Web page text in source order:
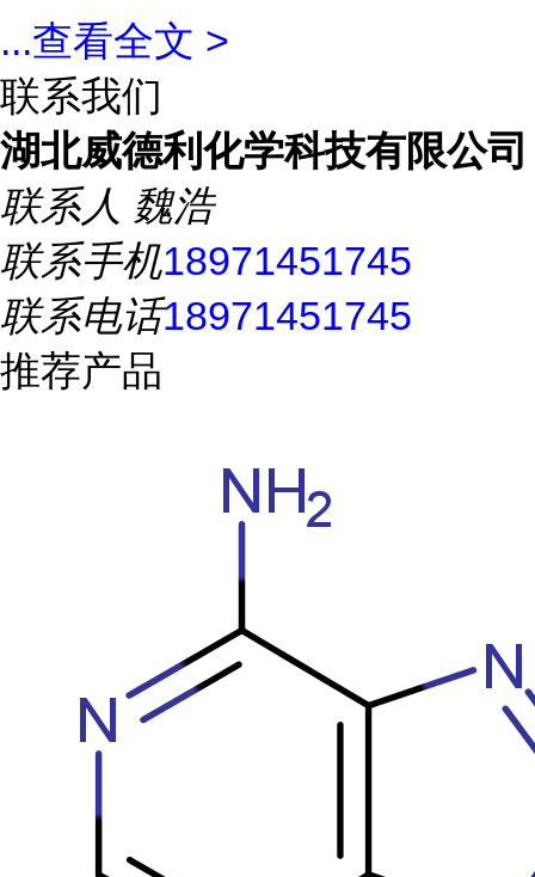
...查看全文 >
联系我们
湖北威德利化学科技有限公司
联系人 魏浩
联系手机18971451745
联系电话18971451745
推荐产品